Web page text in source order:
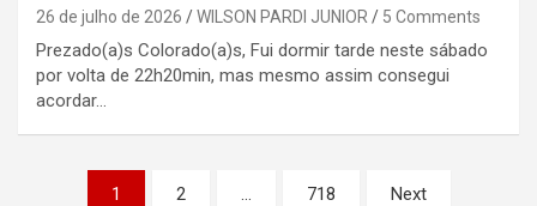
26 de julho de 2026 WILSON PARDI JUNIOR 5 Comments
Prezado(a)s Colorado(a)s, Fui dormir tarde neste sábado
por volta de 22h20min, mas mesmo assim consegui
acordar…
Paginação
1 2 718 Next